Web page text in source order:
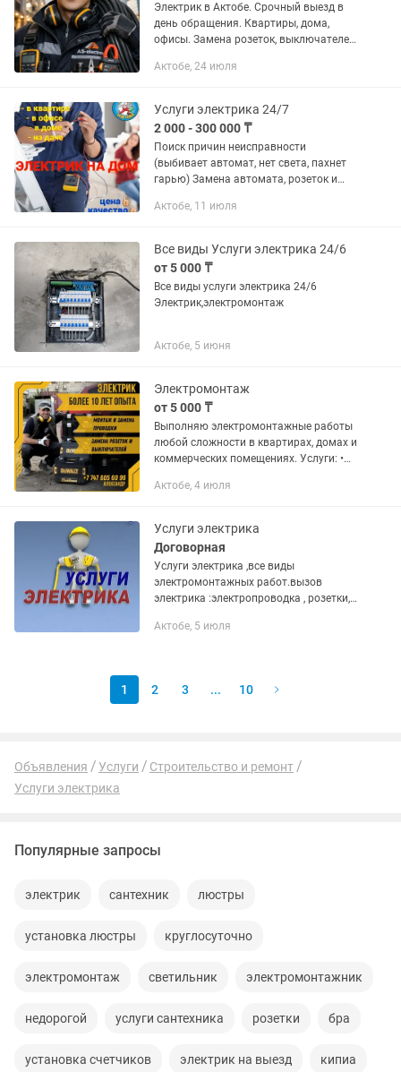
Электрик в Актобе. Срочный выезд в
день обращения. Квартиры, дома,
офисы. Замена розеток, выключателей,
неисправностей. Пишите — отвечаю
Актобе, 24 июля
Услуги электрика 24/7
2 000 - 300 000 ₸
Поиск причин неисправности
(выбивает автомат, нет света, пахнет
гарью) Замена автомата, розеток и
Реле напряжения. Установка люстр,
Актобе, 11 июля
Все виды Услуги электрика 24/6
от 5 000 ₸
Все виды услуги электрика 24/6
Электрик,электромонтаж
Актобе, 5 июня
Электромонтаж
от 5 000 ₸
Выполняю электромонтажные работы
любой сложности в квартирах, домах и
коммерческих помещениях. Услуги: •
Электромонтаж под ключ. • Установка
Актобе, 4 июля
Услуги электрика
Договорная
Услуги электрика ,все виды
электромонтажных работ.вызов
электрика :электропроводка , розетки,
Чтобы экономить наше и ваше время
Актобе, 5 июля
1 2 3 ... 10
Объявления Услуги
Строительство и ремонт
Услуги электрика
Популярные запросы
электрик сантехник люстры
установка люстры круглосуточно
электромонтаж светильник электромонтажник
недорогой услуги сантехника розетки бра
установка счетчиков электрик на выезд кипиа